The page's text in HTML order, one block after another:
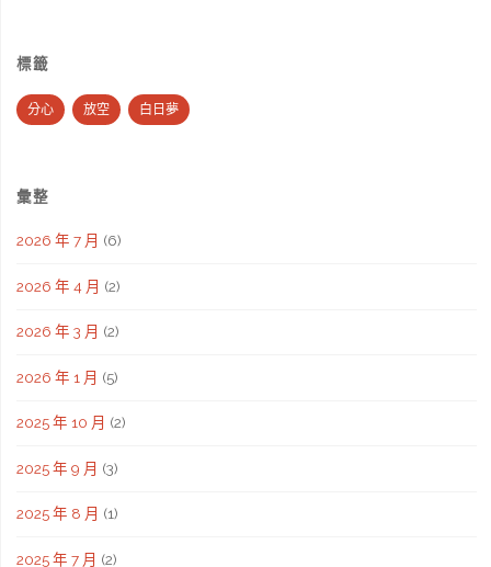
標籤
分心 放空 白日夢
彙整
2026 年 7 月 (6)
2026 年 4 月 (2)
2026 年 3 月 (2)
2026 年 1 月 (5)
2025 年 10 月 (2)
2025 年 9 月 (3)
2025 年 8 月 (1)
2025 年 7 月 (2)